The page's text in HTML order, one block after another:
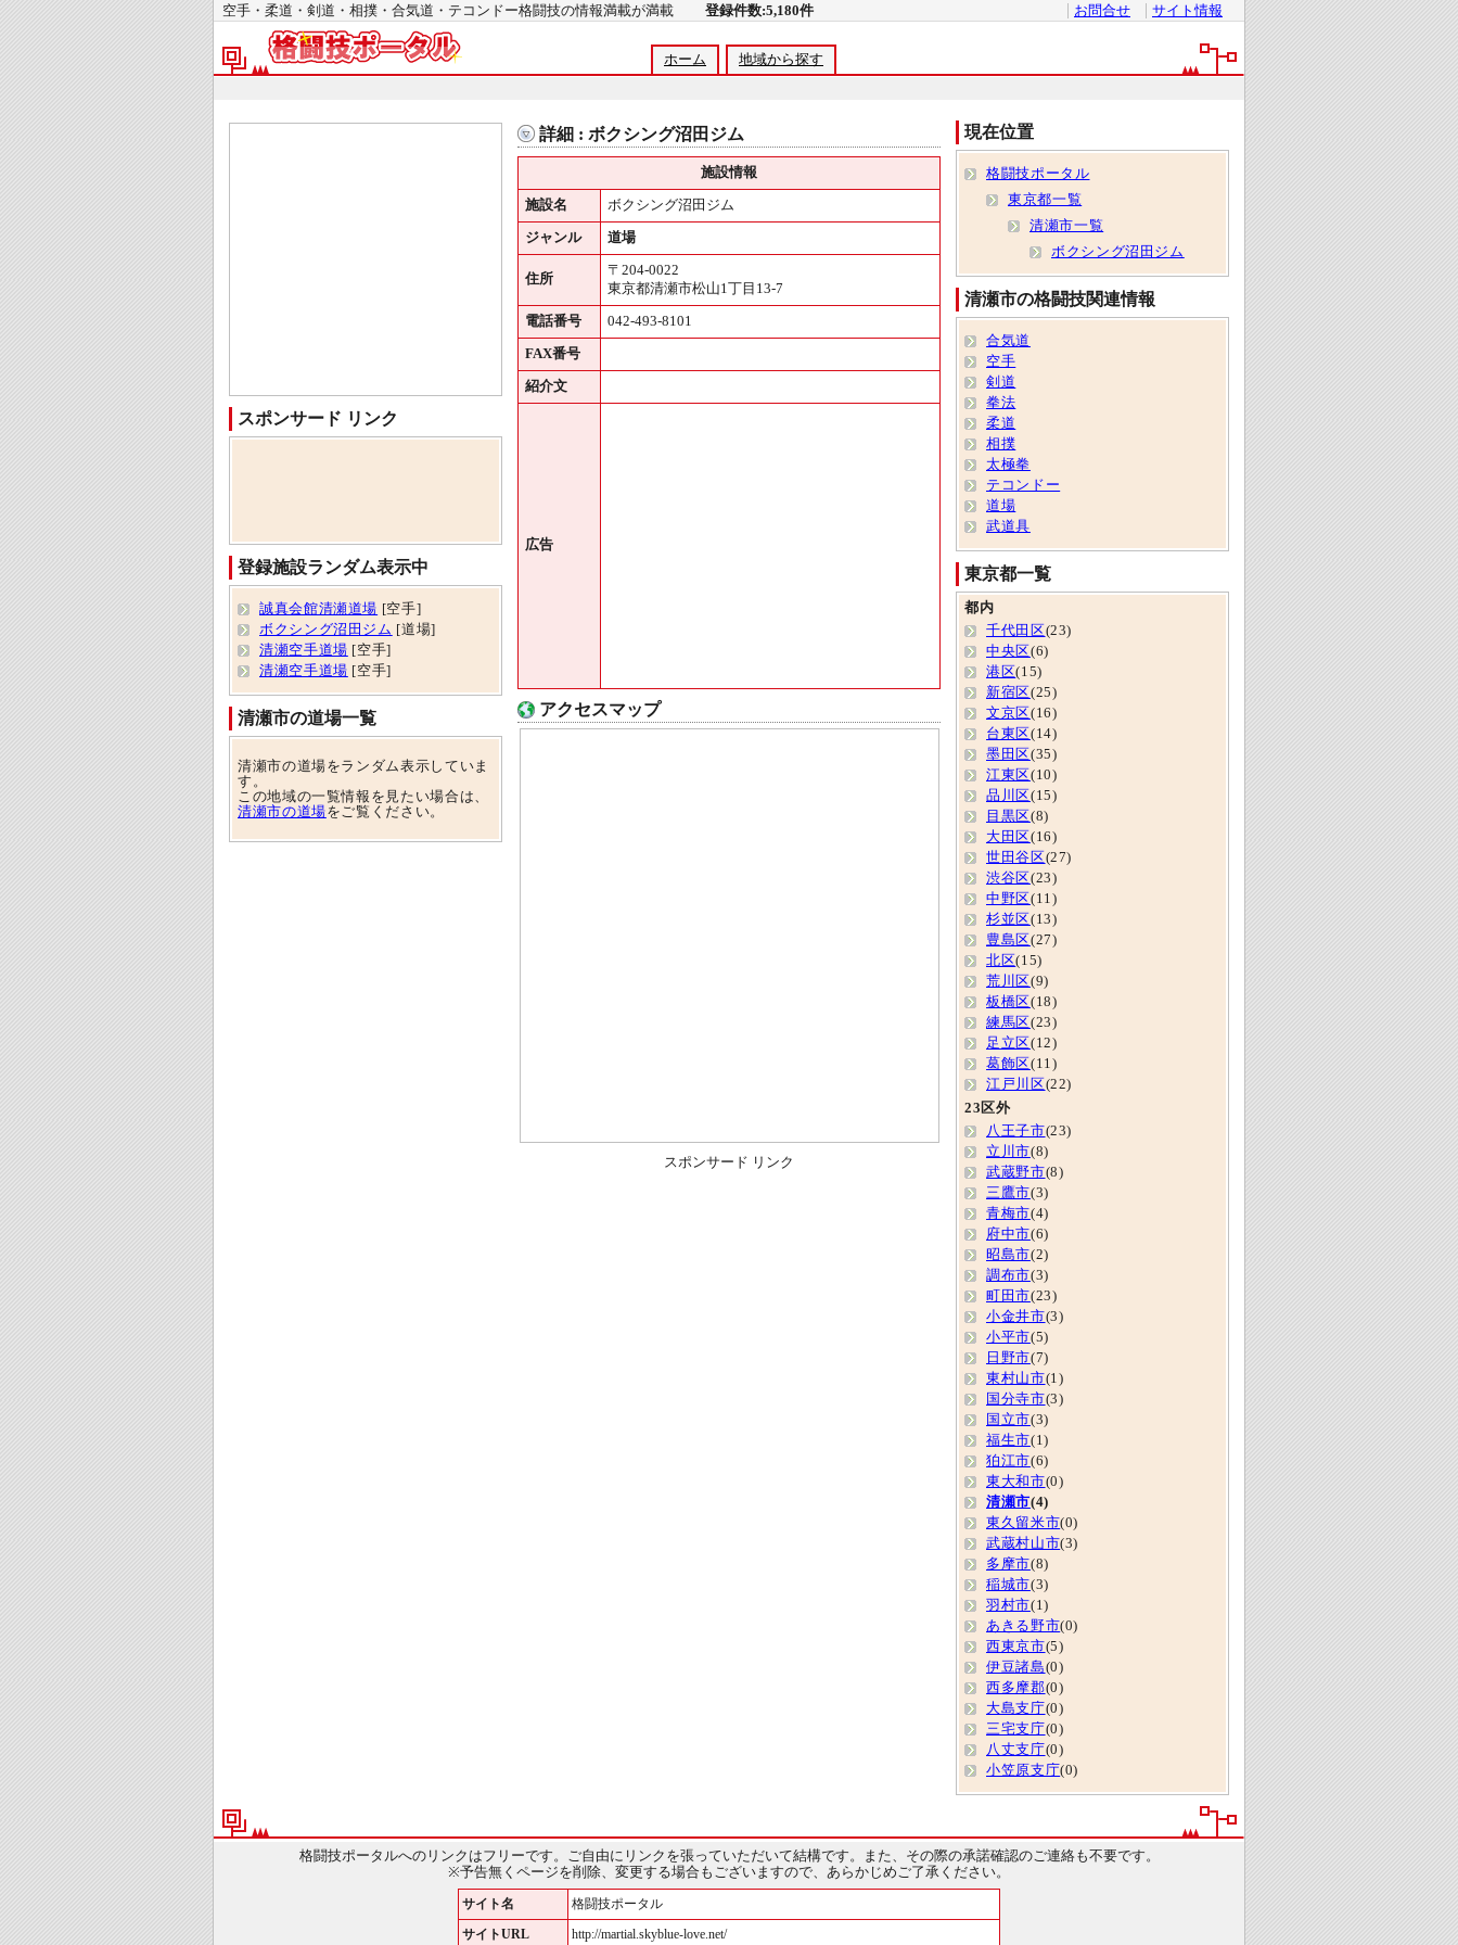
空手・柔道・剣道・相撲・合気道・テコンドー格闘技の情報満載が満載 登録件数:5,180件 お問合せ サイト情報
ホーム 地域から探す
詳細 : ボクシング沼田ジム
施設情報
施設名 ボクシング沼田ジム
ジャンル 道場
住所
〒204-0022
東京都清瀬市松山1丁目13-7
電話番号 042-493-8101
FAX番号
紹介文
広告
アクセスマップ
スポンサード リンク
スポンサード リンク
登録施設ランダム表示中
誠真会館清瀬道場 [空手]
ボクシング沼田ジム [道場]
清瀬空手道場 [空手]
清瀬空手道場 [空手]
清瀬市の道場一覧
清瀬市の道場をランダム表示していま
す。
この地域の一覧情報を見たい場合は、
清瀬市の道場をご覧ください。
現在位置
格闘技ポータル
東京都一覧
清瀬市一覧
ボクシング沼田ジム
清瀬市の格闘技関連情報
合気道
空手
剣道
拳法
柔道
相撲
太極拳
テコンドー
道場
武道具
東京都一覧
都内
千代田区 (23)
中央区 (6)
港区(15)
新宿区 (25)
文京区 (16)
台東区 (14)
墨田区 (35)
江東区 (10)
品川区 (15)
目黒区 (8)
大田区 (16)
世田谷区 (27)
渋谷区 (23)
中野区 (11)
杉並区 (13)
豊島区 (27)
北区(15)
荒川区 (9)
板橋区 (18)
練馬区 (23)
足立区 (12)
葛飾区 (11)
江戸川区 (22)
23区外
八王子市(23)
立川市(8)
武蔵野市(8)
三鷹市(3)
青梅市(4)
府中市(6)
昭島市(2)
調布市(3)
町田市(23)
小金井市(3)
小平市(5)
日野市(7)
東村山市(1)
国分寺市(3)
国立市(3)
福生市(1)
狛江市(6)
東大和市(0)
清瀬市(4)
東久留米市(0)
武蔵村山市(3)
多摩市(8)
稲城市(3)
羽村市(1)
あきる野市(0)
西東京市(5)
伊豆諸島(0)
西多摩郡(0)
大島支庁(0)
三宅支庁(0)
八丈支庁(0)
小笠原支庁(0)
格闘技ポータルへのリンクはフリーです。ご自由にリンクを張っていただいて結構です。また、その際の承諾確認のご連絡も不要です。
※予告無くページを削除、変更する場合もございますので、あらかじめご了承ください。
サイト名 格闘技ポータル
サイトURL http://martial.skyblue-love.net/